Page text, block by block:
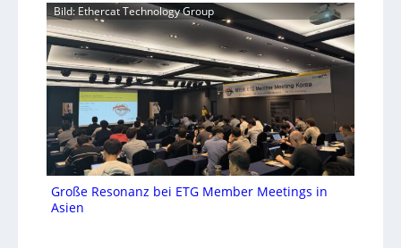
Bild: Ethercat Technology Group
Große Resonanz bei ETG Member Meetings in
Asien